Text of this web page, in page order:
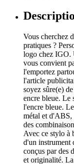
Vous cherchez
pratiques ?
logo chez IGO.
vous convient
l'emportez
l'article
soyez sûre(e)
encre bleue. Le
l'encre bleue.
métal et d'ABS,
des
Avec ce stylo à
d'un instrument
conçus par des
et originalité.